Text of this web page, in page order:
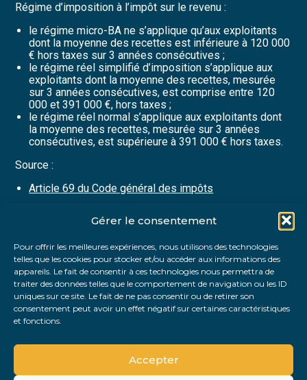
Gérer le consentement
Pour offrir les meilleures expériences, nous utilisons des technologies
telles que les cookies pour stocker et/ou accéder aux informations des
appareils. Le fait de consentir à ces technologies nous permettra de
traiter des données telles que le comportement de navigation ou les ID
uniques sur ce site. Le fait de ne pas consentir ou de retirer son
consentement peut avoir un effet négatif sur certaines caractéristiques
et fonctions.
Accepter
Être prêt pour la facturation
électronique
Régime d’imposition à l’impôt sur le revenu :
le régime micro-BA ne s’applique qu’aux exploitants
dont la moyenne des recettes est inférieure à 120 000
€ hors taxes sur 3 années consécutives ;
le régime réel simplifié d’imposition s’applique aux
exploitants dont la moyenne des recettes, mesurée
sur 3 années consécutives, est comprise entre 120
000 et 391 000 €, hors taxes ;
le régime réel normal s’applique aux exploitants dont
la moyenne des recettes, mesurée sur 3 années
consécutives, est supérieure à 391 000 € hors taxes.
Source :
Article 69 du Code général des impôts
FaceBook
TwitterLinkedIn